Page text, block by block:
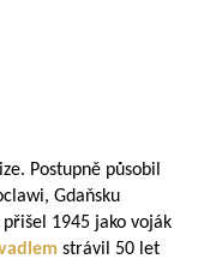
Postupně působil
Gdaňsku
1945 jako voják
strávil 50 let